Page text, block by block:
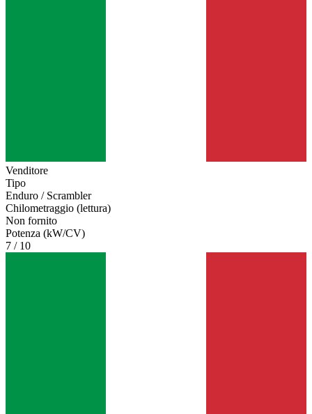
Venditore
Tipo
Enduro / Scrambler
Chilometraggio (lettura)
Non fornito
Potenza (kW/CV)
7 / 10